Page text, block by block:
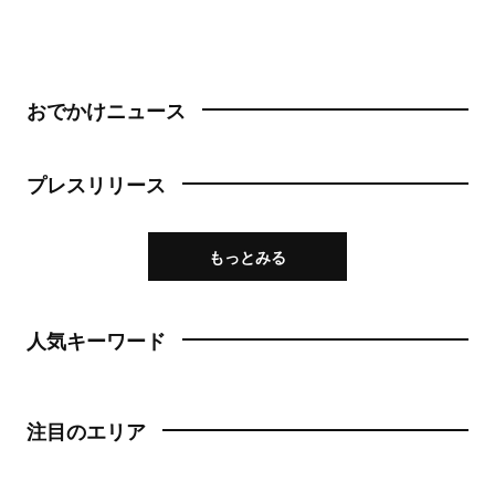
おでかけニュース
プレスリリース
もっとみる
人気キーワード
注目のエリア